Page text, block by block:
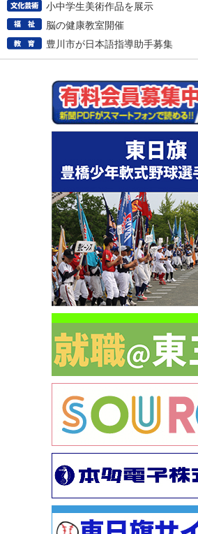
小中学生美術作品を展示
脳の健康教室開催
豊川市が日本語指導助手募集